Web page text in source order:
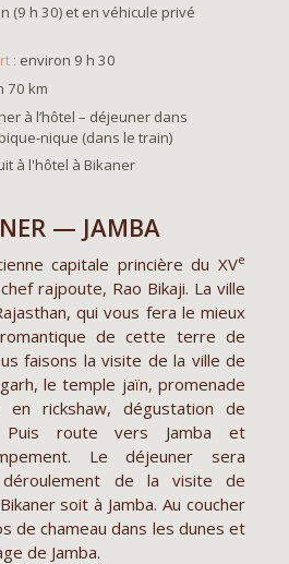
(9 h 30) et en véhicule privé
environ 9 h 30
70 km
à l’hôtel – déjeuner dans
nique (dans le train)
à l'hôtel à Bikaner
— JAMBA
capitale princière du XVe
rajpoute, Rao Bikaji. La ville
qui vous fera le mieux
de cette terre de
faisons la visite de la ville de
le temple jaïn, promenade
rickshaw, dégustation de
Puis route vers Jamba et
Le déjeuner sera
de la visite de
soit à Jamba. Au coucher
de chameau dans les dunes et
de Jamba.